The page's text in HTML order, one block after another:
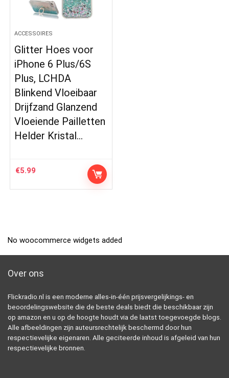
ACCESSOIRES
Glitter Hoes voor
iPhone 6 Plus/6S
Plus, LCHDA
Blinkend Vloeibaar
Drijfzand Glanzend
Vloeiende Pailletten
Helder Kristal…
€5.99
No woocommerce widgets added
Over ons
Flickradio.nl is een moderne alles-in-één prijsvergelijkings- en
beoordelingswebsite die de beste deals biedt die beschikbaar zijn
op amazon en u op de hoogte houdt via de laatst toegevoegde blogs.
Alle afbeeldingen zijn auteursrechtelijk beschermd door hun
respectievelijke eigenaren. Alle geciteerde inhoud is afgeleid van hun
respectievelijke bronnen.